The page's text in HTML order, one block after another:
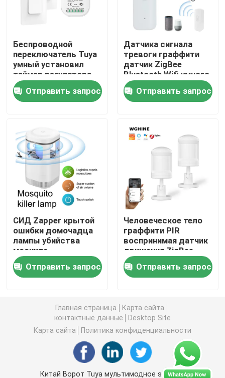
Спросите цитату
Переключатель Homekit умный
Смарт-переключатель Zigbee
Беспроводной переключатель дистанционного
Переключатель касания Zigbee
Гнездо Wifi умное
Гнездо Zigbee умное
Гнездо Homekit умное
Само- приведенный в действие беспроводной
Умный датчик тревоги
Беспроводной
переключатель Tuya
умный установил
таймер регулятора
WiFi удаленный
Отправить запрос
Датчика сигнала
тревоги граффити
датчик ZigBee
Bluetooth Wifi умного
домашний
Отправить запрос
СИД Zapper крытой
ошибки домочадца
лампы убийства
москита
перезаряжаемые
располагаясь
лагерем
Отправить запрос
Человеческое тело
граффити PIR
воспринимая датчик
движения ZigBee
детектора умный
Отправить запрос
Главная страница
Карта сайта
контактные данные
Desktop Site
Карта сайта
Политика конфиденциальности
Китай Ворот Tuya мультимодное supplier.